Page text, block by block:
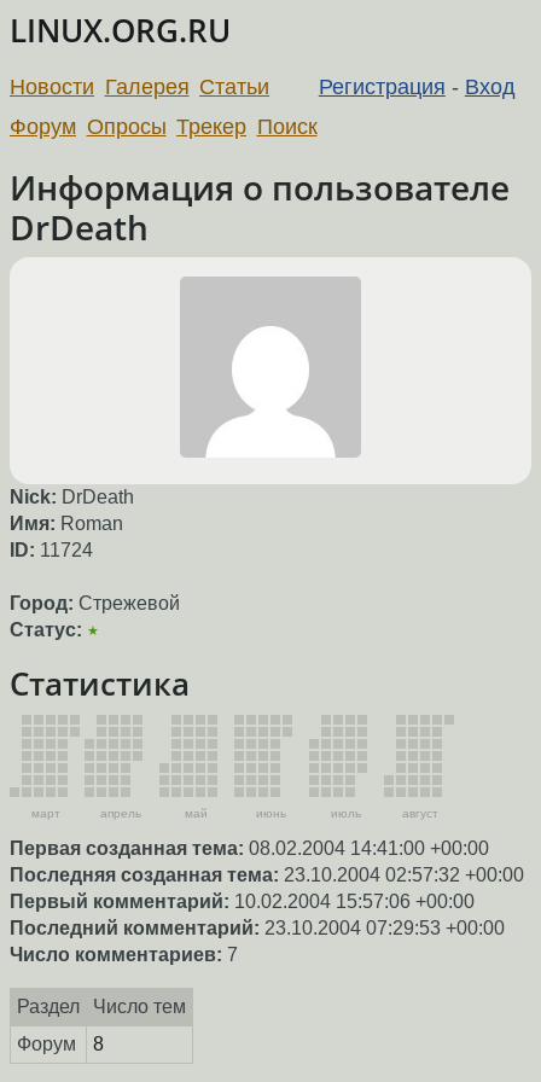
LINUX.ORG.RU
Регистрация - Вход
Новости Галерея Статьи
Форум Опросы Трекер Поиск
Информация о пользователе
DrDeath
Nick: DrDeath
Имя: Roman
ID: 11724
Город: Стрежевой
Статус: ★
Статистика
март апрель май июнь июль август
Первая созданная тема: 08.02.2004 14:41:00 +00:00
Последняя созданная тема: 23.10.2004 02:57:32 +00:00
Первый комментарий: 10.02.2004 15:57:06 +00:00
Последний комментарий: 23.10.2004 07:29:53 +00:00
Число комментариев: 7
Раздел
Число тем
Форум
8